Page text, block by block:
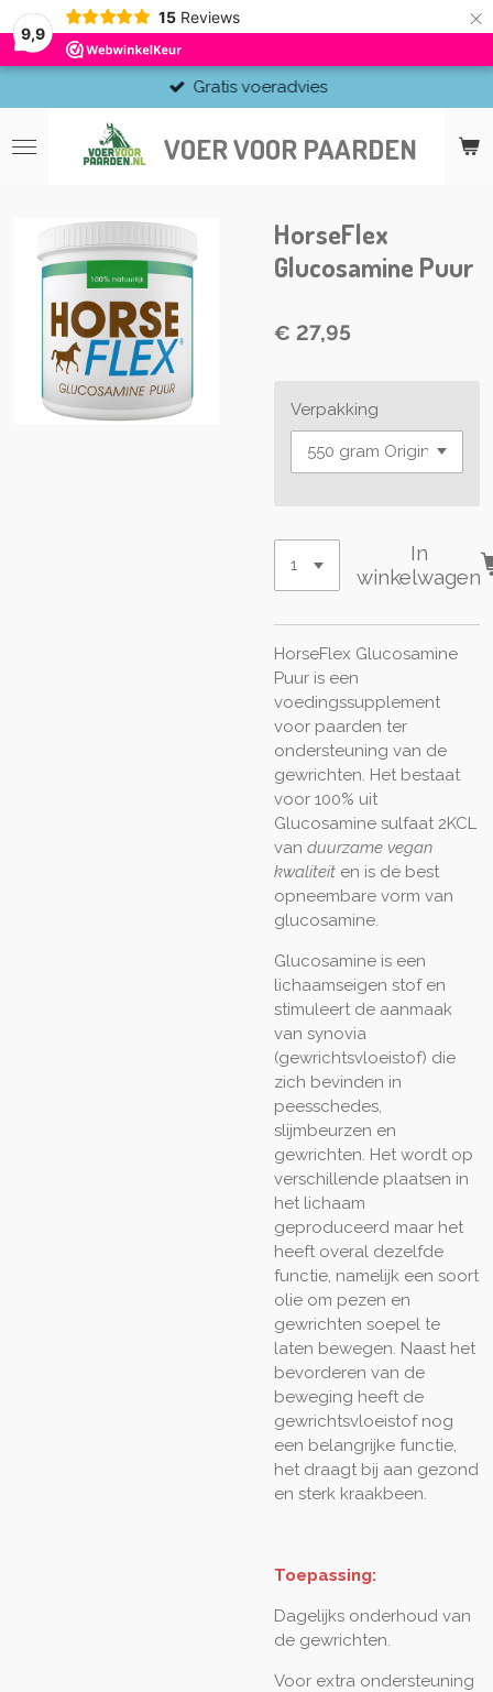
9,9
15 Reviews ×
VOER VOOR PAARDEN
Gratis voeradvies
HorseFlex
Glucosamine Puur
€ 27,95
Verpakking
In
winkelwagen
HorseFlex Glucosamine
Puur is een
voedingssupplement
voor paarden ter
ondersteuning van de
gewrichten. Het bestaat
voor 100% uit
Glucosamine sulfaat 2KCL
van duurzame vegan
kwaliteit en is de best
opneembare vorm van
glucosamine.
Glucosamine is een
lichaamseigen stof en
stimuleert de aanmaak
van synovia
(gewrichtsvloeistof) die
zich bevinden in
peesschedes,
slijmbeurzen en
gewrichten. Het wordt op
verschillende plaatsen in
het lichaam
geproduceerd maar het
heeft overal dezelfde
functie, namelijk een soort
olie om pezen en
gewrichten soepel te
laten bewegen. Naast het
bevorderen van de
beweging heeft de
gewrichtsvloeistof nog
een belangrijke functie,
het draagt bij aan gezond
en sterk kraakbeen.
Toepassing:
Dagelijks onderhoud van
de gewrichten.
Voor extra ondersteuning